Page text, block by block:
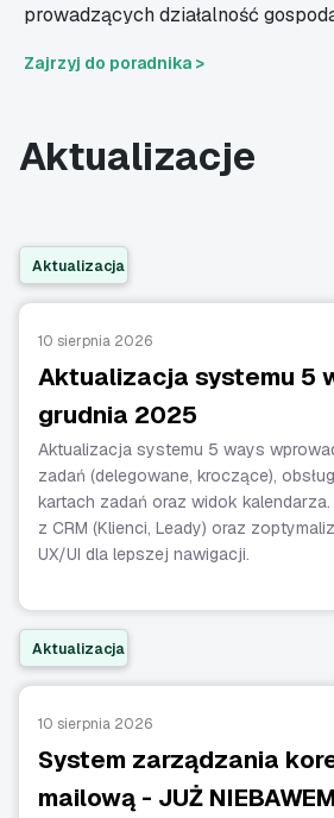
prowadzących działalność
Zajrzyj do poradnika >
Aktualizacje
Aktualizacja
10 sierpnia 2026
Aktualizacja systemu 5
grudnia 2025
Aktualizacja systemu 5 ways
zadań (delegowane, kroczące),
kartach zadań oraz widok
z CRM (Klienci, Leady) oraz
UX/UI dla lepszej nawigacji.
Aktualizacja
10 sierpnia 2026
System zarządzania
mailową - JUŻ NIEBAWEM